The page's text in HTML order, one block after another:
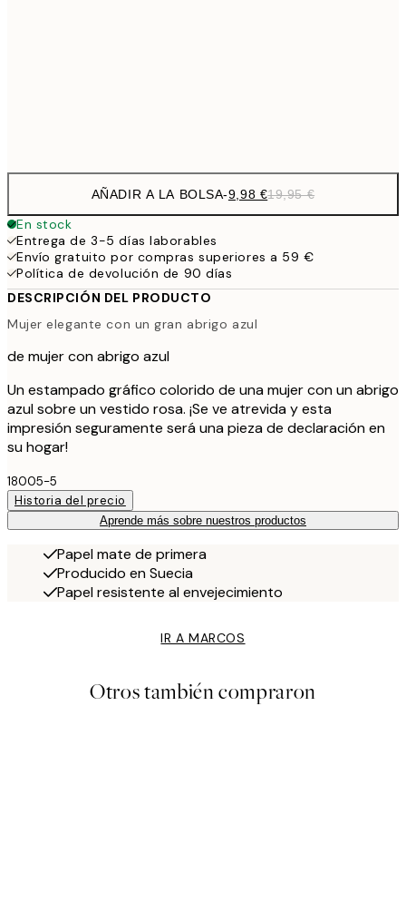
AÑADIR A LA BOLSA-9,98 €19,95 €
En stock
Entrega de 3-5 días laborables
Envío gratuito por compras superiores a 59 €
Política de devolución de 90 días
DESCRIPCIÓN DEL PRODUCTO
Mujer elegante con un gran abrigo azul
de mujer con abrigo azul
Un estampado gráfico colorido de una mujer con un abrigo
azul sobre un vestido rosa. ¡Se ve atrevida y esta
impresión seguramente será una pieza de declaración en
su hogar!
18005-5
Historia del precio
Aprende más sobre nuestros productos
Papel mate de primera
Producido en Suecia
Papel resistente al envejecimiento
IR A MARCOS
Otros también compraron